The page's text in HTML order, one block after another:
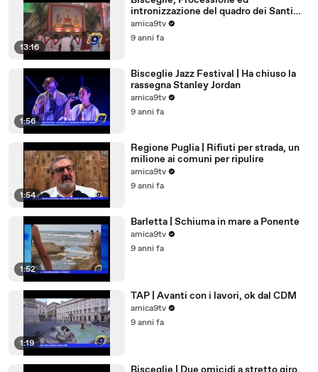
13:16
intronizzazione del quadro dei Santi
Martiri
amica9tv
9 anni fa
1:56
Bisceglie Jazz Festival | Ha chiuso la
rassegna Stanley Jordan
amica9tv
9 anni fa
1:54
Regione Puglia | Rifiuti per strada, un
milione ai comuni per ripulire
amica9tv
9 anni fa
1:52
Barletta | Schiuma in mare a Ponente
amica9tv
9 anni fa
1:19
TAP | Avanti con i lavori, ok dal CDM
amica9tv
9 anni fa